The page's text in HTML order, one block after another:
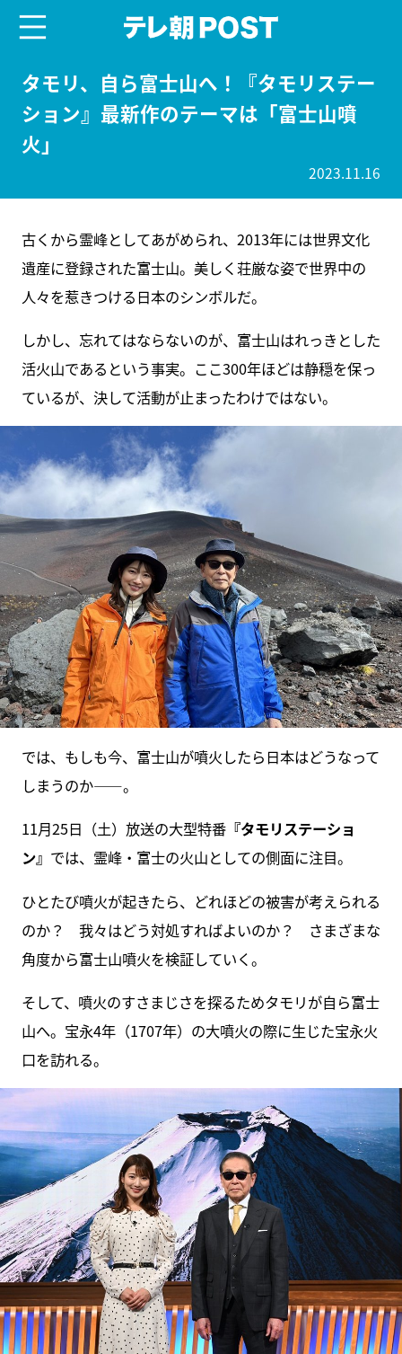
タモリ、自ら富士山へ！『タモリステー
ション』最新作のテーマは「富士山噴
火」
2023.11.16
古くから霊峰としてあがめられ、2013年には世界文化
遺産に登録された富士山。美しく荘厳な姿で世界中の
人々を惹きつける日本のシンボルだ。
しかし、忘れてはならないのが、富士山はれっきとした
活火山であるという事実。ここ300年ほどは静穏を保っ
ているが、決して活動が止まったわけではない。
では、もしも今、富士山が噴火したら日本はどうなって
しまうのか――。
11月25日（土）放送の大型特番『タモリステーショ
ン』 では、霊峰・富士の火山としての側面に注目。
ひとたび噴火が起きたら、どれほどの被害が考えられる
のか？ 我々はどう対処すればよいのか？ さまざまな
角度から富士山噴火を検証していく。
そして、噴火のすさまじさを探るためタモリが自ら富士
山へ。宝永4年（1707年）の大噴火の際に生じた宝永火
口を訪れる。